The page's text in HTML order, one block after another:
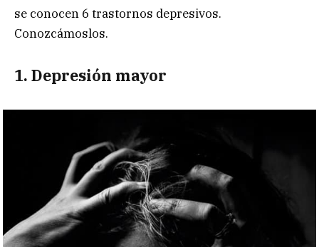
se conocen 6 trastornos depresivos.
Conozcámoslos.
1. Depresión mayor